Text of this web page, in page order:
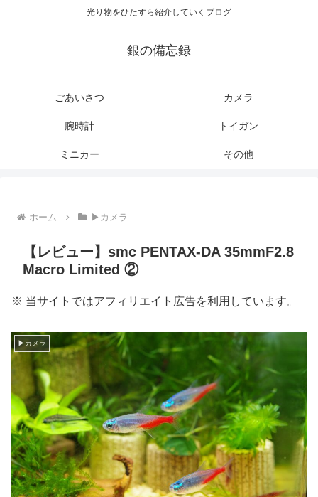
光り物をひたすら紹介していくブログ
銀の備忘録
ごあいさつ カメラ
腕時計 トイガン
ミニカー その他
ホーム ▶カメラ
【レビュー】smc PENTAX-DA 35mmF2.8
Macro Limited ②
※ 当サイトではアフィリエイト広告を利用しています。
▶カメラ